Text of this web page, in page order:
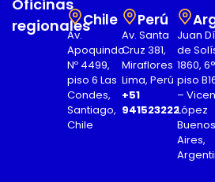
Oficinas
regionalesChile
Av.
Apoquindo
Nº 4499,
piso 6 Las
Condes,
Santiago,
Chile
Perú
Av. Santa
Cruz 381,
Miraflores
Lima, Perú
+51
941523222
Juan
de
1860, 6°
piso
–
López
Buenos
Aires,